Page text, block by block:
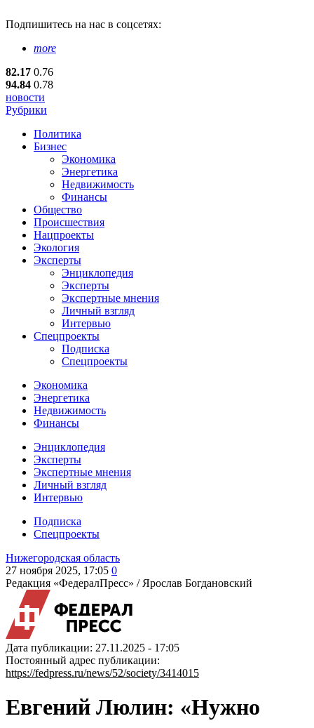
Подпишитесь на нас в соцсетях:
more
82.17 0.76
94.84 0.78
новости
Рубрики
Политика
Бизнес
Экономика
Энергетика
Недвижимость
Финансы
Общество
Происшествия
Нацпроекты
Экология
Эксперты
Энциклопедия
Эксперты
Экспертные мнения
Личный взгляд
Интервью
Спецпроекты
Подписка
Спецпроекты
Экономика
Энергетика
Недвижимость
Финансы
Энциклопедия
Эксперты
Экспертные мнения
Личный взгляд
Интервью
Подписка
Спецпроекты
Нижегородская область
27 ноября 2025, 17:05 0
Редакция «ФедералПресс» / Ярослав Богдановский
Дата публикации: 27.11.2025 - 17:05
Постоянный адрес публикации:
https://fedpress.ru/news/52/society/3414015
Евгений Люлин: «Нужно